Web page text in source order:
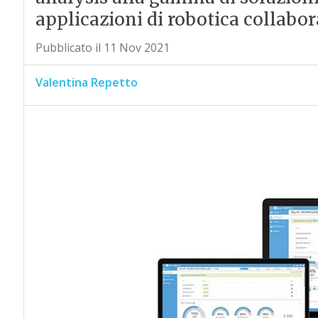
applicazioni di robotica
Pubblicato il 11 Nov 2021
Valentina Repetto